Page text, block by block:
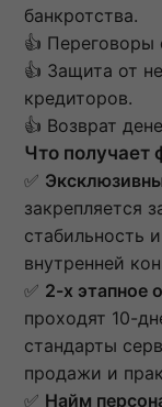
банкротства.
👍 Переговоры
👍 Защита от
кредиторов.
👍 Возврат
Что получает
✅
закрепляется
стабильность
внутренней
✅ 2-х этапное
проходят 10-
стандарты
продажи и
✅ Найм